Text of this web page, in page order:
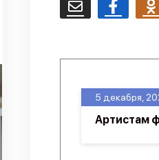
Email Facebook
5 декабря,
Артистам